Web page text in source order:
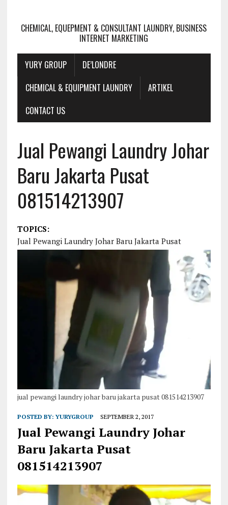
CHEMICAL, EQUEPMENT & CONSULTANT LAUNDRY, BUSINESS
INTERNET MARKETING
YURY GROUP
DE’LONDRE
CHEMICAL & EQUIPMENT LAUNDRY
ARTIKEL
CONTACT US
Jual Pewangi Laundry Johar
Baru Jakarta Pusat
081514213907
TOPICS:
Jual Pewangi Laundry Johar Baru Jakarta Pusat
jual pewangi laundry johar baru jakarta pusat 081514213907
POSTED BY:YURYGROUP SEPTEMBER 2, 2017
Jual Pewangi Laundry Johar
Baru Jakarta Pusat
081514213907